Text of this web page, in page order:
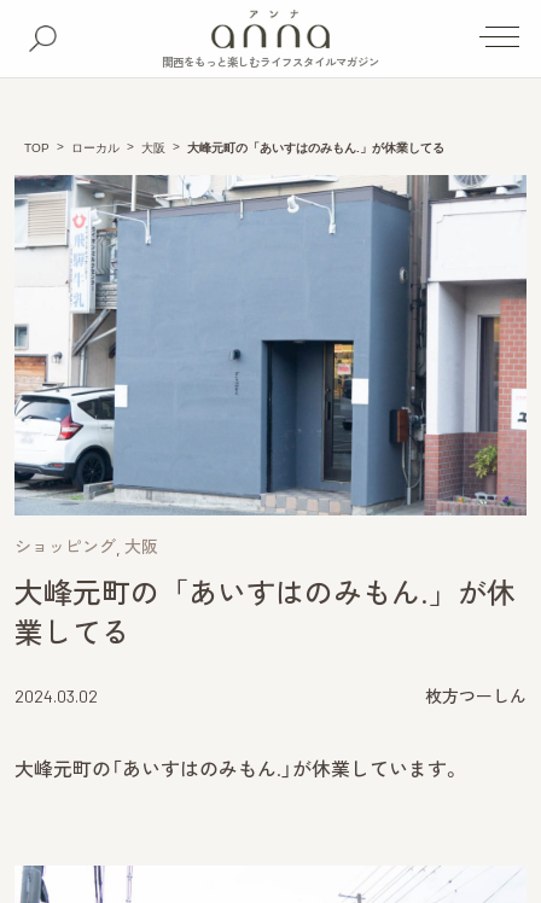
関西をもっと楽しむライフスタイルマガジン
TOP ローカル 大阪 大峰元町の「あいすはのみもん.」が休業してる
ショッピング 大阪
大峰元町の「あいすはのみもん.」が休
業してる
2024.03.02 枚方つーしん
大峰元町の「あいすはのみもん.」が休業しています。